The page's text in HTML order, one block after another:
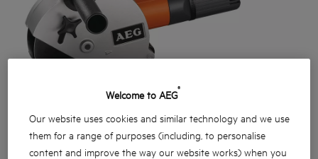
Welcome to AEG®
Our website uses cookies and similar technology and we use
them for a range of purposes (including, to personalise
content and improve the way our website works) when you